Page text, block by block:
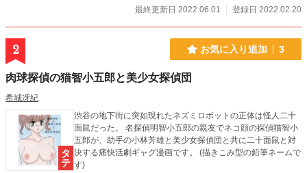
最終更新日 2022.06.01
登録日 2022.02.20
2 お気に入り追加 3
肉球探偵の猫智小五郎と美少女探偵団
希城冴紀
渋谷の地下街に突如現れたネズミロボットの正体は怪人二十
面鼠だった。 名探偵明智小五郎の親友でネコ顔の探偵猫智小
五郎が、助手の小林芳雄と美少女探偵団と共に二十面鼠と対
決する痛快活劇ギャグ漫画です。 (描きこみ型の鉛筆ネームで
す)